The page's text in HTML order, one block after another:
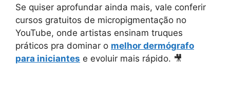
Se quiser aprofundar ainda mais, vale conferir
cursos gratuitos de micropigmentação no
YouTube, onde artistas ensinam truques
práticos pra dominar o melhor dermógrafo
para iniciantes e evoluir mais rápido. 🎥